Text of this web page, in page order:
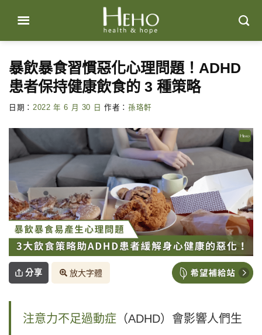
content
暴飲暴食習慣惡化心理問題！ADHD
患者保持健康飲食的 3 種策略
日期： 2022 年 6 月 30 日 作者： 孫珞軒
分享 放大字體
注意力不足過動症 （ADHD）會影響人們生